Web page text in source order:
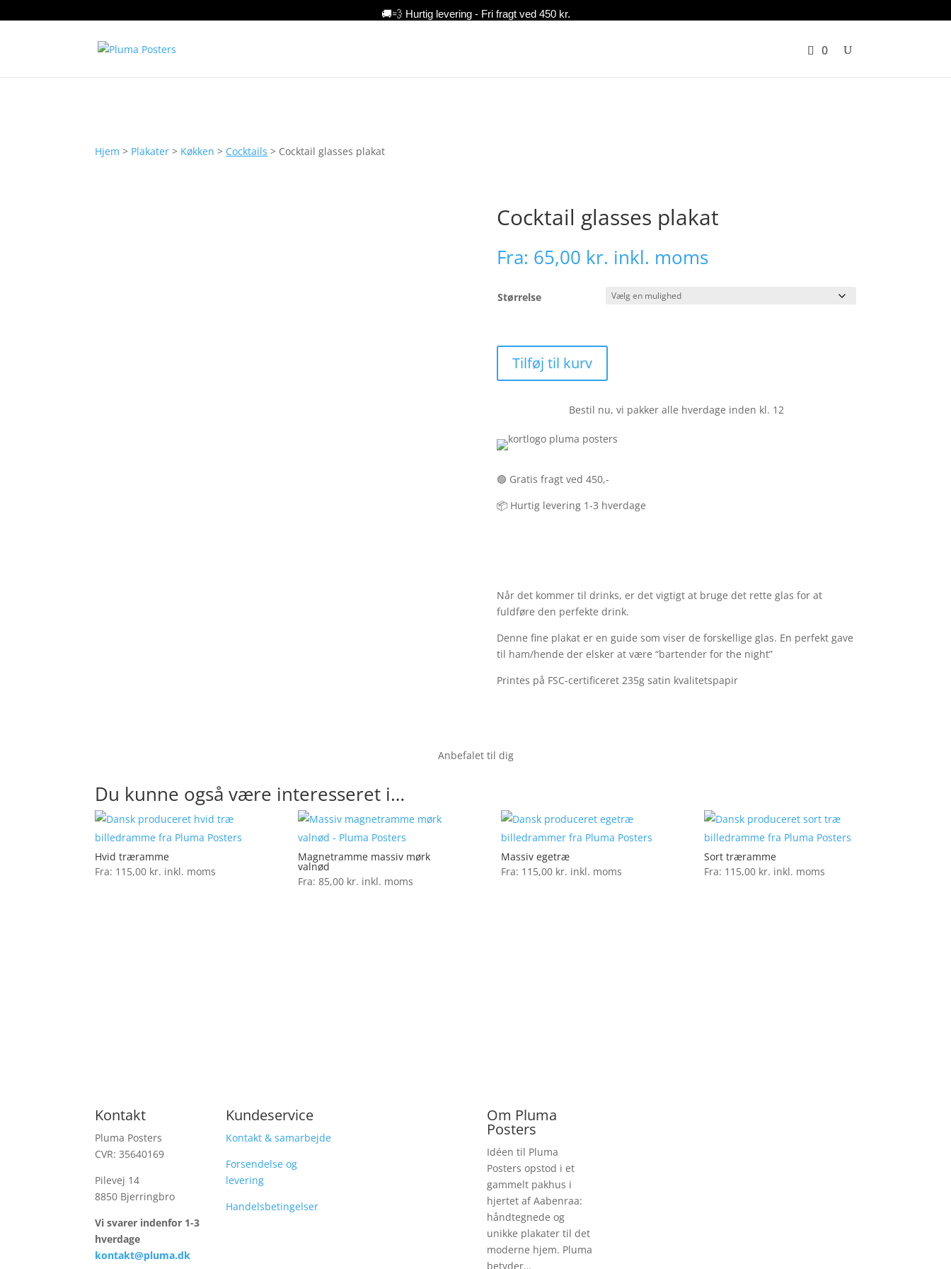
🚚💨 Hurtig levering - Fri fragt ved 450 kr.
0
Hjem > Plakater > Køkken > Cocktails > Cocktail glasses plakat
Cocktail glasses plakat
Fra: 65,00 kr. inkl. moms
Størrelse
Tilføj til kurv
Bestil nu, vi pakker alle hverdage inden kl. 12
🟢 Gratis fragt ved 450,-
📦 Hurtig levering 1-3 hverdage
Når det kommer til drinks, er det vigtigt at bruge det rette glas for at
fuldføre den perfekte drink.
Denne fine plakat er en guide som viser de forskellige glas. En perfekt gave
til ham/hende der elsker at være “bartender for the night”
Printes på FSC-certificeret 235g satin kvalitetspapir
Anbefalet til dig
Du kunne også være interesseret i…
Hvid træramme
Fra: 115,00 kr. inkl. moms
Magnetramme massiv mørk
valnød
Fra:85,00 kr. inkl. moms
Massiv egetræ
Fra: 115,00 kr. inkl. moms
Sort træramme
Fra: 115,00 kr. inkl. moms
Kontakt
Pluma Posters
CVR: 35640169
Pilevej 14
8850 Bjerringbro
Vi svarer indenfor 1-3
hverdage
kontakt@pluma.dk
Kundeservice
Kontakt & samarbejde
Forsendelse og
levering
Handelsbetingelser
Om Pluma
Posters
Idéen til Pluma
Posters opstod i et
gammelt pakhus i
hjertet af Aabenraa:
håndtegnede og
unikke plakater til det
moderne hjem. Pluma
betyder…